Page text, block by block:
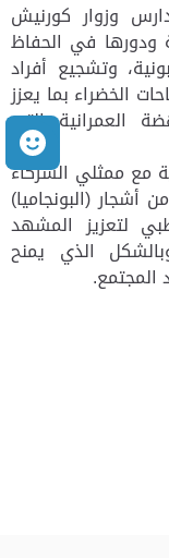
وزوار كورنيش
ودورها في الحفاظ
وتشجيع أفراد
الخضراء بما يعزز
العمرانية التي
مع ممثلي الشركاء
أشجار (البونجاميا)
لتعزيز المشهد
الذي يمنح
المجتمع.